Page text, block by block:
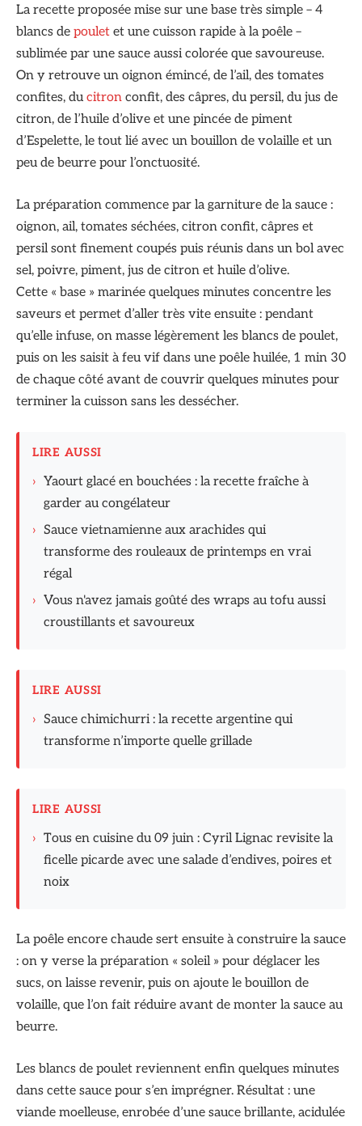
La recette proposée mise sur une base très simple – 4
blancs de poulet et une cuisson rapide à la poêle –
sublimée par une sauce aussi colorée que savoureuse.
On y retrouve un oignon émincé, de l’ail, des tomates
confites, du citron confit, des câpres, du persil, du jus de
citron, de l’huile d’olive et une pincée de piment
d’Espelette, le tout lié avec un bouillon de volaille et un
peu de beurre pour l’onctuosité.
La préparation commence par la garniture de la sauce :
oignon, ail, tomates séchées, citron confit, câpres et
persil sont finement coupés puis réunis dans un bol avec
sel, poivre, piment, jus de citron et huile d’olive.
Cette « base » marinée quelques minutes concentre les
saveurs et permet d’aller très vite ensuite : pendant
qu’elle infuse, on masse légèrement les blancs de poulet,
puis on les saisit à feu vif dans une poêle huilée, 1 min 30
de chaque côté avant de couvrir quelques minutes pour
terminer la cuisson sans les dessécher.
LIRE AUSSI
› Yaourt glacé en bouchées : la recette fraîche à
garder au congélateur
› Sauce vietnamienne aux arachides qui
transforme des rouleaux de printemps en vrai
régal
› Vous n'avez jamais goûté des wraps au tofu aussi
croustillants et savoureux
LIRE AUSSI
› Sauce chimichurri : la recette argentine qui
transforme n’importe quelle grillade
LIRE AUSSI
› Tous en cuisine du 09 juin : Cyril Lignac revisite la
ficelle picarde avec une salade d’endives, poires et
noix
La poêle encore chaude sert ensuite à construire la sauce
: on y verse la préparation « soleil » pour déglacer les
sucs, on laisse revenir, puis on ajoute le bouillon de
volaille, que l’on fait réduire avant de monter la sauce au
beurre.
Les blancs de poulet reviennent enfin quelques minutes
dans cette sauce pour s’en imprégner. Résultat : une
viande moelleuse, enrobée d’une sauce brillante, acidulée